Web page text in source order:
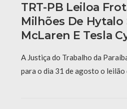
TRT-PB Leiloa
Milhões De Hytalo
McLaren E Tesla
A Justiça do Trabalho da
para o dia 31 de agosto o